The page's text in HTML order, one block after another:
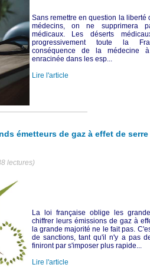
Sans remettre en question la liberté
médecins, on ne supprimera
médicaux. Les déserts
progressivement toute la
conséquence de la médecine
enracinée dans les esp...
Lire l'article
émetteurs de gaz à effet de
lectures)
La loi française oblige les
chiffrer leurs émissions de gaz à
la grande majorité ne le fait pas.
de sanctions, tant qu'il n'y a pas
finiront par s'imposer plus rapide...
Lire l'article